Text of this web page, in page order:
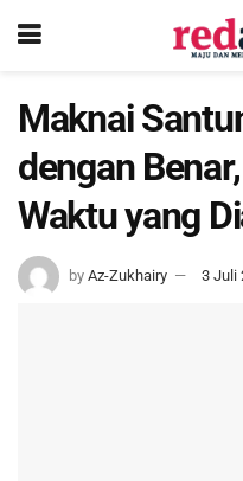
Maknai
dengan
Waktu yang
by Az-Zukhairy 3 Juli